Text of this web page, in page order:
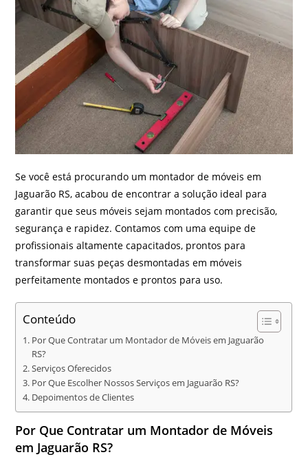
Se você está procurando um montador de móveis em
Jaguarão RS, acabou de encontrar a solução ideal para
garantir que seus móveis sejam montados com precisão,
segurança e rapidez. Contamos com uma equipe de
profissionais altamente capacitados, prontos para
transformar suas peças desmontadas em móveis
perfeitamente montados e prontos para uso.
Conteúdo
Por Que Contratar um Montador de Móveis em Jaguarão
RS?
Serviços Oferecidos
Por Que Escolher Nossos Serviços em Jaguarão RS?
Depoimentos de Clientes
Por Que Contratar um Montador de Móveis
em Jaguarão RS?